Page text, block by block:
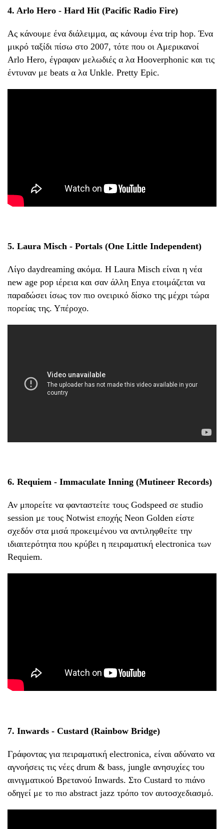
4. Arlo Hero - Hard Hit (Pacific Radio Fire)
Ας κάνουμε ένα διάλειμμα, ας κάνουμ ένα trip hop. Ένα
μικρό ταξίδι πίσω στο 2007, τότε που οι Αμερικανοί
Arlo Hero, έγραφαν μελωδιές α λα Hooverphonic και τις
έντυναν με beats α λα Unkle. Pretty Epic.
5. Laura Misch - Portals (One Little Independent)
Λίγο daydreaming ακόμα. Η Laura Misch είναι η νέα
new age pop ιέρεια και σαν άλλη Enya ετοιμάζεται να
παραδώσει ίσως τον πιο ονειρικό δίσκο της μέχρι τώρα
πορείας της. Υπέροχο.
6. Requiem - Immaculate Inning (Mutineer Records)
Αν μπορείτε να φανταστείτε τους Godspeed σε studio
session με τους Notwist εποχής Neon Golden είστε
σχεδόν στα μισά προκειμένου να αντιληφθείτε την
ιδιαιτερότητα που κρύβει η πειραματική electronica των
Requiem.
7. Inwards - Custard (Rainbow Bridge)
Γράφοντας για πειραματική electronica, είναι αδύνατο να
αγνοήσεις τις νέες drum & bass, jungle ανησυχίες του
αινιγματικού Βρετανού Inwards. Στο Custard το πιάνο
οδηγεί με το πιο abstract jazz τρόπο τον αυτοσχεδιασμό.